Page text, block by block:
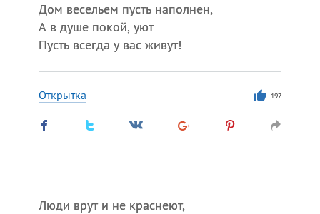
Дом весельем пусть наполнен,
А в душе покой, уют
Пусть всегда у вас живут!
Открытка 197
Люди врут и не краснеют,